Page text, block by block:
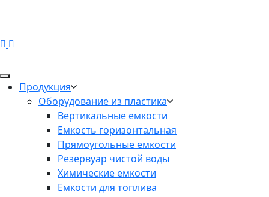
Продукция
Оборудование из пластика
Вертикальные емкости
Емкость горизонтальная
Прямоугольные емкости
Резервуар чистой воды
Химические емкости
Емкости для топлива